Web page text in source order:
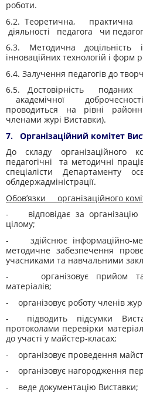
роботи.
6.2. Теоретична, практична
діяльності педагога чи
6.3. Методична доцільність
інноваційних технологій і форм
6.4. Залучення педагогів до
6.5. Достовірність поданих
академічної
проводиться на рівні
членами журі Виставки).
7. Організаційний комітет
До складу організаційного
педагогічні та методичні
спеціалісти Департаменту
облдержадміністрації.
Обов’язки організаційного
- відповідає за організацію
цілому;
- здійснює інформаційно-
методичне забезпечення
учасниками та навчальними
- організовує прийом та
матеріалів;
- організовує роботу членів
- підводить підсумки
протоколами перевірки
до участі у майстер-класах;
- організовує проведення
- організовує нагородження
- веде документацію Виставки;